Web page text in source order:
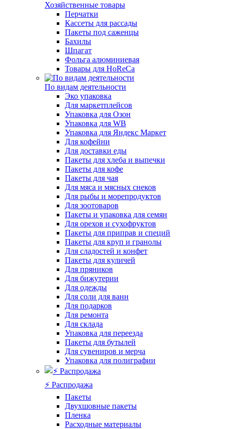
Хозяйственные товары
Перчатки
Кассеты для рассады
Пакеты под саженцы
Бахилы
Шпагат
Фольга алюминиевая
Товары для HoReCa
По видам деятельности
Эко упаковка
Для маркетплейсов
Упаковка для Озон
Упаковка для WB
Упаковка для Яндекс Маркет
Для кофейни
Для доставки еды
Пакеты для хлеба и выпечки
Пакеты для кофе
Пакеты для чая
Для мяса и мясных снеков
Для рыбы и морепродуктов
Для зоотоваров
Пакеты и упаковка для семян
Для орехов и сухофруктов
Пакеты для приправ и специй
Пакеты для круп и гранолы
Для сладостей и конфет
Пакеты для куличей
Для пряников
Для бижутерии
Для одежды
Для соли для ванн
Для подарков
Для ремонта
Для склада
Упаковка для переезда
Пакеты для бутылей
Для сувениров и мерча
Упаковка для полиграфии
⚡️ Распродажа
Пакеты
Двухшовные пакеты
Пленка
Расходные материалы